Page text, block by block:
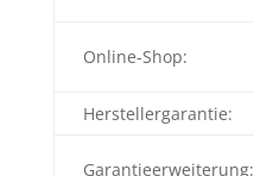
Online-Shop:
Herstellergarantie:
Garantieerweiterung: